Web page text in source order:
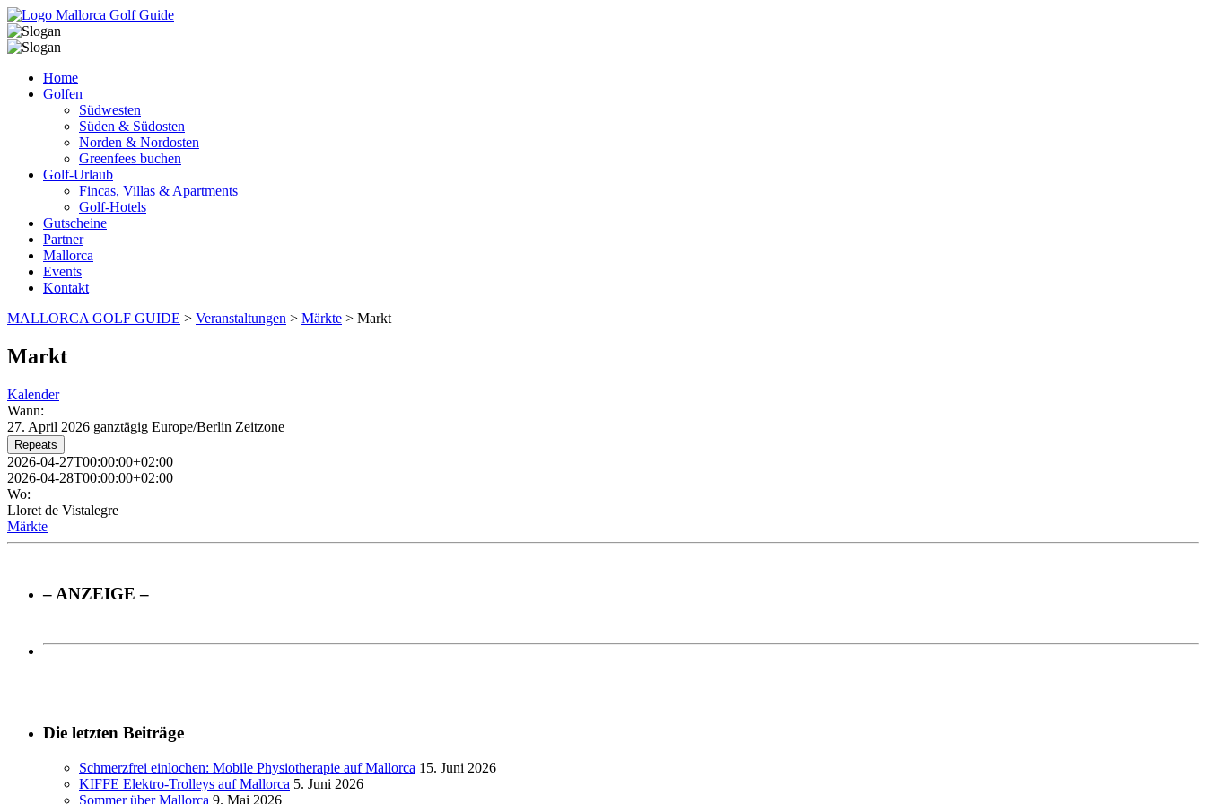
Home
Golfen
Südwesten
Süden & Südosten
Norden & Nordosten
Greenfees buchen
Golf-Urlaub
Fincas, Villas & Apartments
Golf-Hotels
Gutscheine
Partner
Mallorca
Events
Kontakt
MALLORCA GOLF GUIDE > Veranstaltungen > Märkte > Markt
Markt
Kalender
Wann:
27. April 2026 ganztägig Europe/Berlin Zeitzone
Repeats
2026-04-27T00:00:00+02:00
2026-04-28T00:00:00+02:00
Wo:
Lloret de Vistalegre
Märkte
– ANZEIGE –
Die letzten Beiträge
Schmerzfrei einlochen: Mobile Physiotherapie auf Mallorca 15. Juni 2026
KIFFE Elektro-Trolleys auf Mallorca 5. Juni 2026
Sommer über Mallorca 9. Mai 2026